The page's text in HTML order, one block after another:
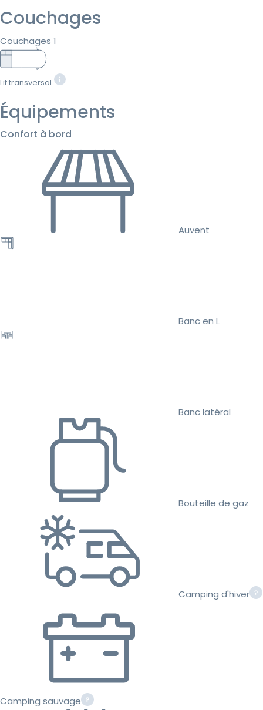
Couchages
Couchages 1
Lit transversal
Équipements
Confort à bord
Auvent
Banc en L
Banc latéral
Bouteille de gaz
Camping d'hiver
Camping sauvage